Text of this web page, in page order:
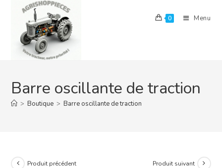
content
0 Menu
Barre oscillante de traction
> Boutique > Barre oscillante de traction
Produit précédent Produit suivant